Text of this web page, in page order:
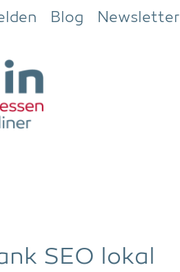
springen
Blog Newsletter
SEO lokal